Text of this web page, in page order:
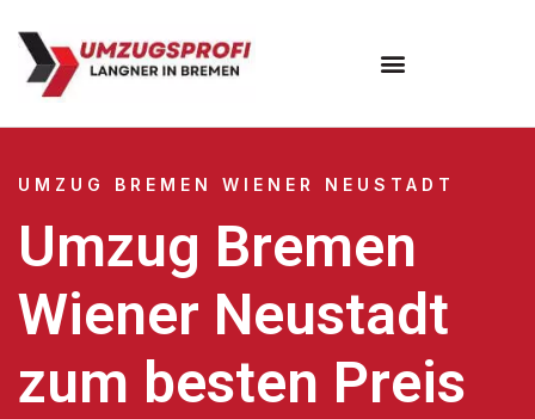
UMZUG BREMEN WIENER NEUSTADT
Umzug Bremen
Wiener Neustadt
zum besten Preis